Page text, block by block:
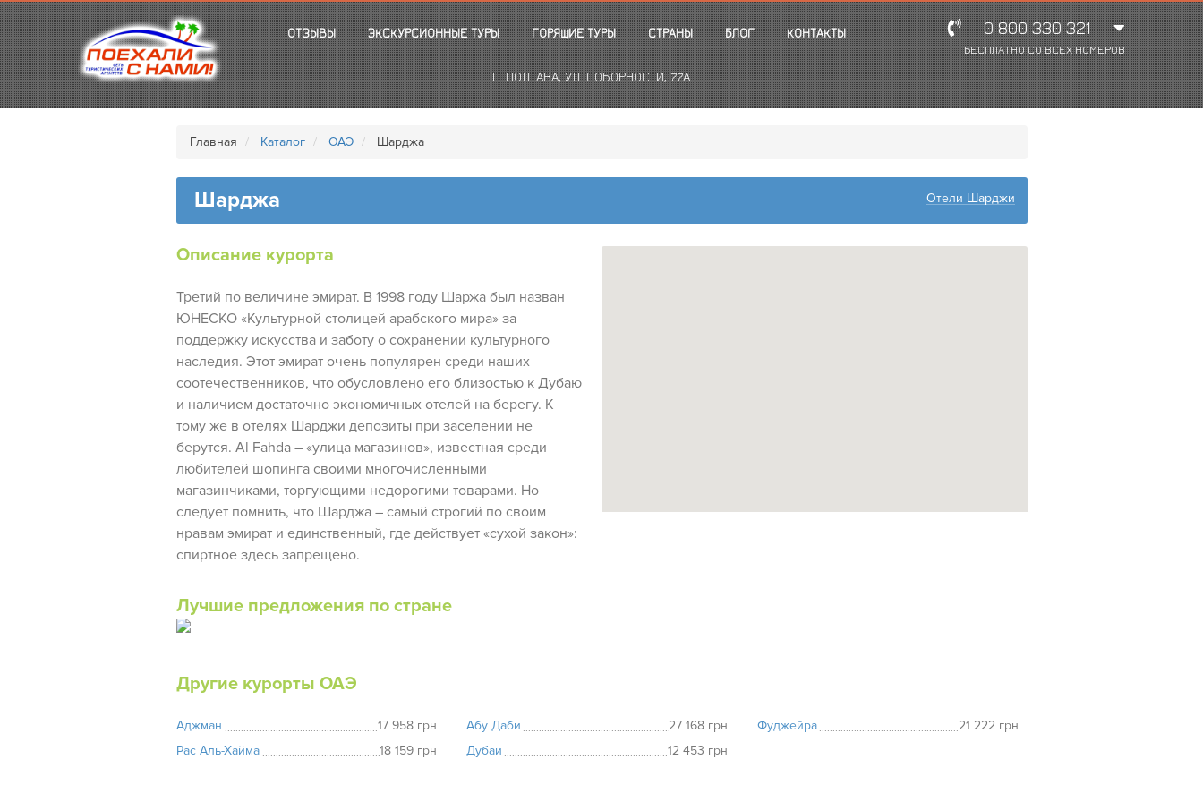
ОТЗЫВЫ ЭКСКУРСИОННЫЕ ТУРЫ ГОРЯЩИЕ ТУРЫ СТРАНЫ БЛОГ КОНТАКТЫ
Г. ПОЛТАВА, УЛ. СОБОРНОСТИ, 77А
0 800 330 321
БЕСПЛАТНО СО ВСЕХ НОМЕРОВ
Главная Каталог ОАЭ Шарджа
Шарджа Отели Шарджи
Описание курорта
Третий по величине эмират. В 1998 году Шаржа был назван
ЮНЕСКО «Культурной столицей арабского мира» за
поддержку искусства и заботу о сохранении культурного
наследия. Этот эмират очень популярен среди наших
соотечественников, что обусловлено его близостью к Дубаю
и наличием достаточно экономичных отелей на берегу. К
тому же в отелях Шарджи депозиты при заселении не
берутся. Al Fahda – «улица магазинов», известная среди
любителей шопинга своими многочисленными
магазинчиками, торгующими недорогими товарами. Но
следует помнить, что Шарджа – самый строгий по своим
нравам эмират и единственный, где действует «сухой закон»:
спиртное здесь запрещено.
Лучшие предложения по стране
Другие курорты ОАЭ
Аджман 17 958 грн Абу Даби 27 168 грн Фуджейра
21 222 грн
Рас Аль-Хайма
18 159 грн Дубаи 12 453 грн